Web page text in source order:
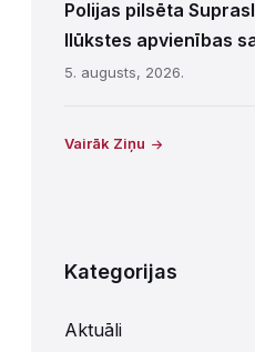
Polijas pilsēta
Ilūkstes apvienības
5. augusts, 2026.
Vairāk Ziņu
Kategorijas
Aktuāli